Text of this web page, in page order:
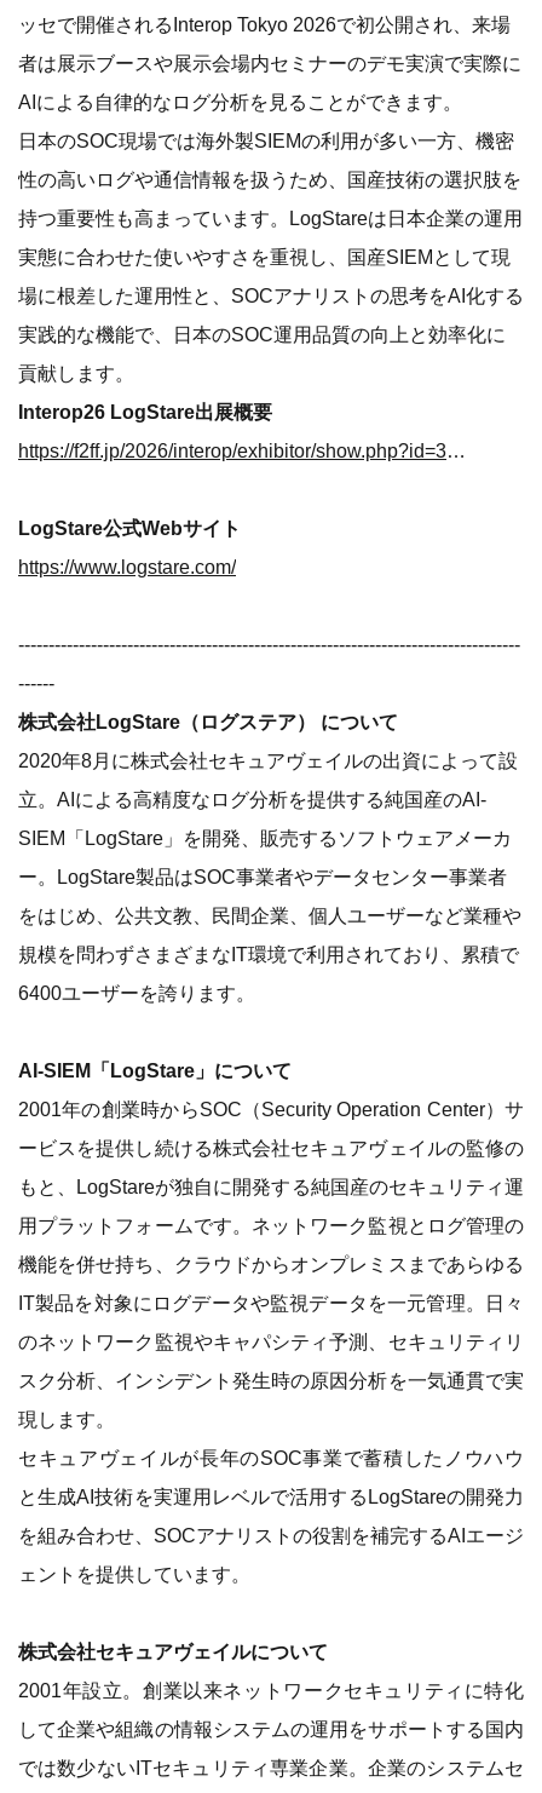
ッセで開催されるInterop Tokyo 2026で初公開され、来場
者は展示ブースや展示会場内セミナーのデモ実演で実際に
AIによる自律的なログ分析を見ることができます。
日本のSOC現場では海外製SIEMの利用が多い一方、機密
性の高いログや通信情報を扱うため、国産技術の選択肢を
持つ重要性も高まっています。LogStareは日本企業の運用
実態に合わせた使いやすさを重視し、国産SIEMとして現
場に根差した運用性と、SOCアナリストの思考をAI化する
実践的な機能で、日本のSOC運用品質の向上と効率化に
貢献します。
Interop26 LogStare出展概要
https://f2ff.jp/2026/interop/exhibitor/show.php?id=3533&lang=ja
LogStare公式Webサイト
https://www.logstare.com/
-----------------------------------------------------------------------------------
------
株式会社LogStare（ログステア） について
2020年8月に株式会社セキュアヴェイルの出資によって設
立。AIによる高精度なログ分析を提供する純国産のAI-
SIEM「LogStare」を開発、販売するソフトウェアメーカ
ー。LogStare製品はSOC事業者やデータセンター事業者
をはじめ、公共文教、民間企業、個人ユーザーなど業種や
規模を問わずさまざまなIT環境で利用されており、累積で
6400ユーザーを誇ります。
AI-SIEM「LogStare」について
2001年の創業時からSOC（Security Operation Center）サ
ービスを提供し続ける株式会社セキュアヴェイルの監修の
もと、LogStareが独自に開発する純国産のセキュリティ運
用プラットフォームです。ネットワーク監視とログ管理の
機能を併せ持ち、クラウドからオンプレミスまであらゆる
IT製品を対象にログデータや監視データを一元管理。日々
のネットワーク監視やキャパシティ予測、セキュリティリ
スク分析、インシデント発生時の原因分析を一気通貫で実
現します。
セキュアヴェイルが長年のSOC事業で蓄積したノウハウ
と生成AI技術を実運用レベルで活用するLogStareの開発力
を組み合わせ、SOCアナリストの役割を補完するAIエージ
ェントを提供しています。
株式会社セキュアヴェイルについて
2001年設立。創業以来ネットワークセキュリティに特化
して企業や組織の情報システムの運用をサポートする国内
では数少ないITセキュリティ専業企業。企業のシステムセ